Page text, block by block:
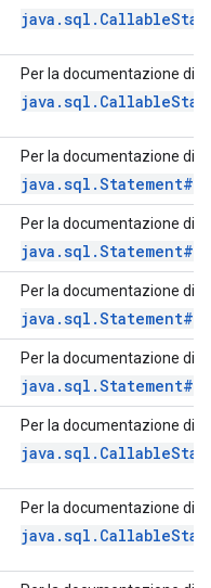
Per la documentazione di
Per la documentazione di
Per la documentazione di
Per la documentazione di
Per la documentazione di
Per la documentazione di
Per la documentazione di